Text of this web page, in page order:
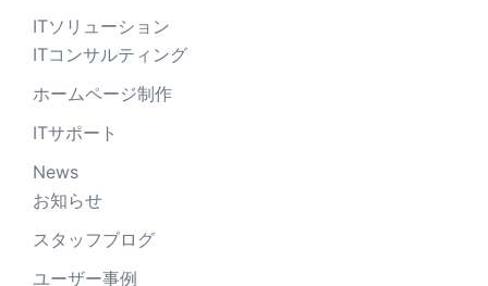
ITソリューション
ITコンサルティング
ホームページ制作
ITサポート
News
お知らせ
スタッフブログ
ユーザー事例